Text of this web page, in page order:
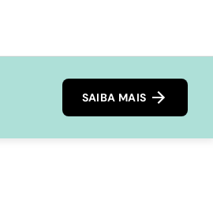
SAIBA MAIS